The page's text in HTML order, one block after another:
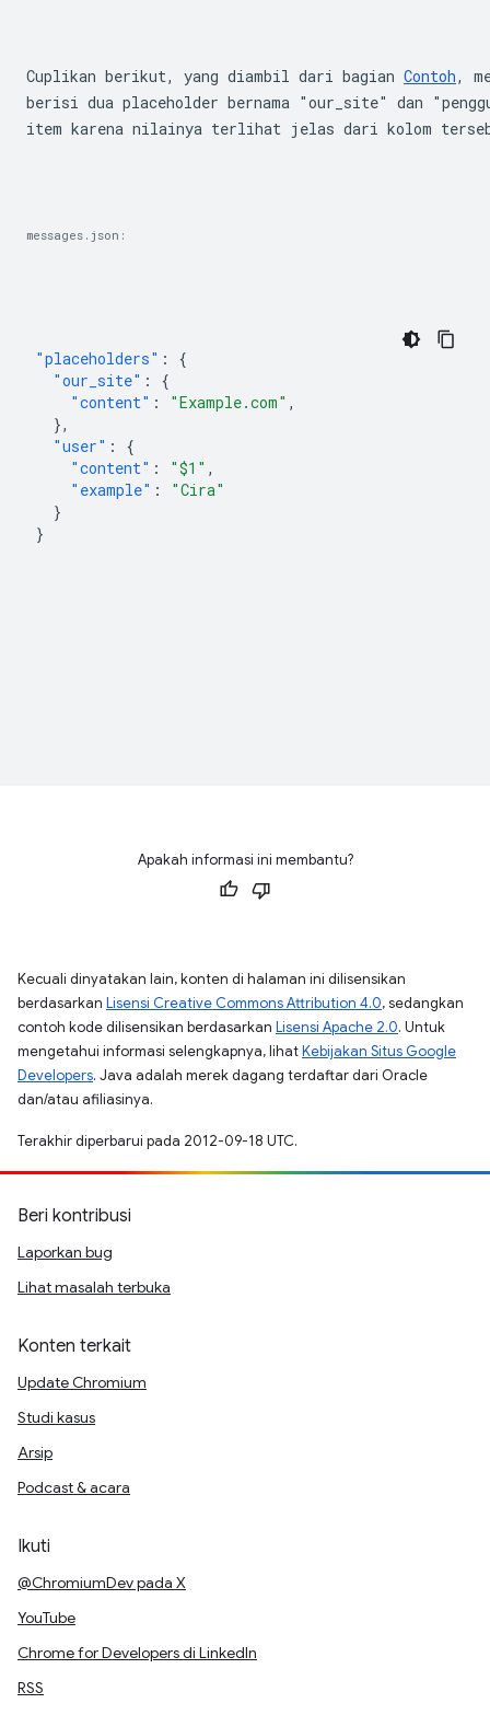
Cuplikan berikut, yang diambil dari bagian Contoh,
berisi dua placeholder bernama "our_site" dan
item karena nilainya terlihat jelas dari kolom
messages.json:
"placeholders" :
{
"our_site" :
{
"content" : "Example.com" ,
},
"user" :
{
"content" : "$1" ,
"example" :
"Cira"
}
}
Apakah informasi ini membantu?
Kecuali dinyatakan lain, konten di halaman ini dilisensikan
berdasarkan Lisensi Creative Commons Attribution 4.0, sedangkan
contoh kode dilisensikan berdasarkan Lisensi Apache 2.0. Untuk
mengetahui informasi selengkapnya, lihatKebijakan Situs Google
Developers. Java adalah merek dagang terdaftar dari Oracle
dan/atau afiliasinya.
Terakhir diperbarui pada 2012-09-18 UTC.
Beri kontribusi
Laporkan bug
Lihat masalah terbuka
Konten terkait
Update Chromium
Studi kasus
Arsip
Podcast & acara
Ikuti
@ChromiumDev pada X
YouTube
Chrome for Developers di LinkedIn
RSS